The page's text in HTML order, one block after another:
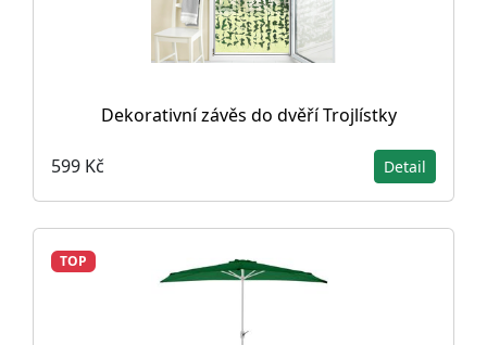
Dekorativní závěs do dvěří Trojlístky
599 Kč Detail
TOP